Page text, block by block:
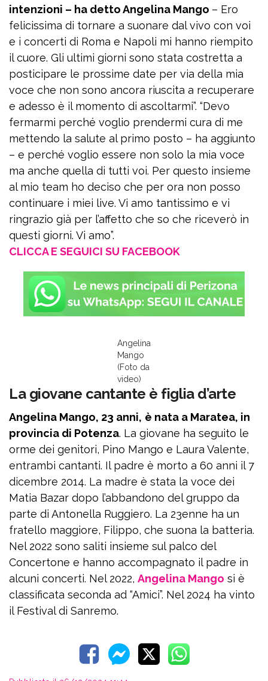
intenzioni – ha detto Angelina Mango – Ero
felicissima di tornare a suonare dal vivo con voi
e i concerti di Roma e Napoli mi hanno riempito
il cuore. Gli ultimi giorni sono stata costretta a
posticipare le prossime date per via della mia
voce che non sono ancora riuscita a recuperare
e adesso è il momento di ascoltarmi”. “Devo
fermarmi perché voglio prendermi cura di me
mettendo la salute al primo posto – ha aggiunto
– e perché voglio essere non solo la mia voce
ma anche quella di tutti voi. Per questo insieme
al mio team ho deciso che per ora non posso
continuare i miei live. Vi amo tantissimo e vi
ringrazio già per l’affetto che so che riceverò in
questi giorni. Vi amo”.
CLICCA E SEGUICI SU FACEBOOK
Angelina
Mango
(Foto da
video)
La giovane cantante è figlia d’arte
Angelina Mango, 23 anni, è nata a Maratea, in
provincia di Potenza. La giovane ha seguito le
orme dei genitori, Pino Mango e Laura Valente,
entrambi cantanti. Il padre è morto a 60 anni il 7
dicembre 2014. La madre è stata la voce dei
Matia Bazar dopo l’abbandono del gruppo da
parte di Antonella Ruggiero. La 23enne ha un
fratello maggiore, Filippo, che suona la batteria.
Nel 2022 sono saliti insieme sul palco del
Concertone e hanno accompagnato il padre in
alcuni concerti. Nel 2022, Angelina Mango si è
classificata seconda ad “Amici”. Nel 2024 ha vinto
il Festival di Sanremo.